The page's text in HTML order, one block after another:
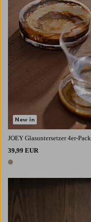
JOEY Glasuntersetzer 4er-Pack
39,99 EUR
1 Farbe
New in